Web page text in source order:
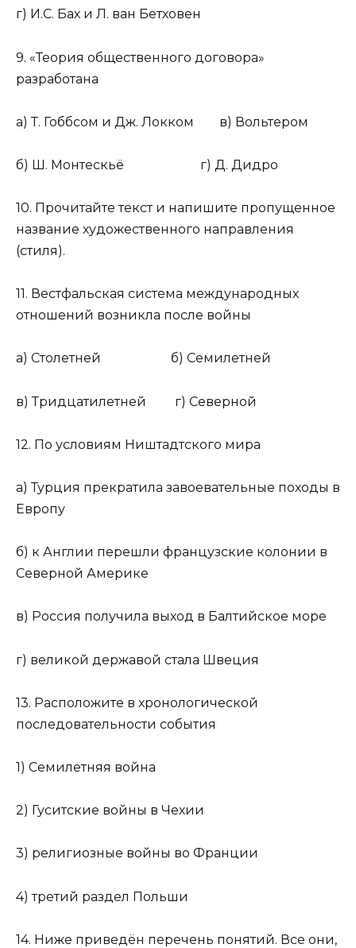
г) И.С. Бах и Л. ван Бетховен
9. «Теория общественного договора»
разработана
а) Т. Гоббсом и Дж. Локком в) Вольтером
б) Ш. Монтескьё г) Д. Дидро
10. Прочитайте текст и напишите пропущенное
название художественного направления
(стиля).
11. Вестфальская система международных
отношений возникла после войны
а) Столетней б) Семилетней
в) Тридцатилетней г) Северной
12. По условиям Ништадтского мира
а) Турция прекратила завоевательные походы в
Европу
б) к Англии перешли французские колонии в
Северной Америке
в) Россия получила выход в Балтийское море
г) великой державой стала Швеция
13. Расположите в хронологической
последовательности события
1) Семилетняя война
2) Гуситские войны в Чехии
3) религиозные войны во Франции
4) третий раздел Польши
14. Ниже приведён перечень понятий. Все они,